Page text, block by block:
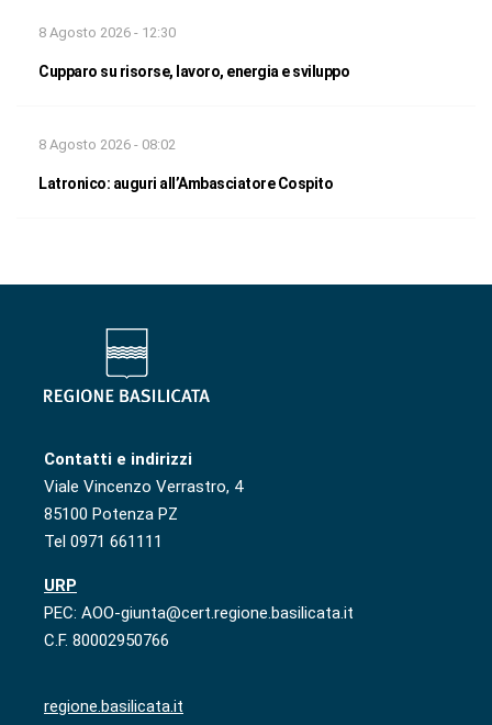
8 Agosto 2026 - 12:30
Cupparo su risorse, lavoro, energia e sviluppo
8 Agosto 2026 - 08:02
Latronico: auguri all’Ambasciatore Cospito
Contatti e indirizzi
Viale Vincenzo Verrastro, 4
85100 Potenza PZ
Tel 0971 661111
URP
PEC: AOO-giunta@cert.regione.basilicata.it
C.F. 80002950766
regione.basilicata.it